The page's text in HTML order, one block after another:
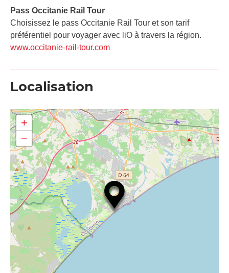
Pass Occitanie Rail Tour​
Choisissez le pass Occitanie Rail Tour et son tarif
préférentiel pour voyager avec liO à travers la région.
www.occitanie-rail-tour.com
Localisation
+
−